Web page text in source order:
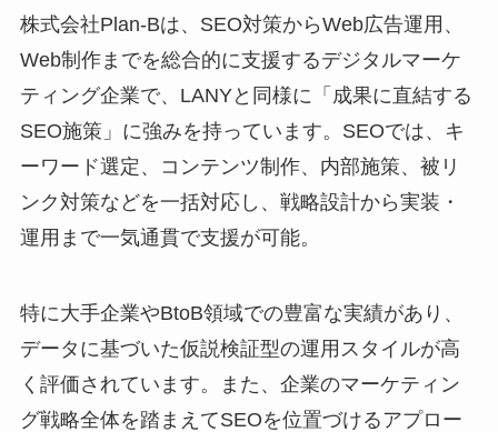
株式会社Plan-Bは、SEO対策からWeb広告運用、
Web制作までを総合的に支援するデジタルマーケ
ティング企業で、LANYと同様に「成果に直結する
SEO施策」に強みを持っています。SEOでは、キ
ーワード選定、コンテンツ制作、内部施策、被リ
ンク対策などを一括対応し、戦略設計から実装・
運用まで一気通貫で支援が可能。
特に大手企業やBtoB領域での豊富な実績があり、
データに基づいた仮説検証型の運用スタイルが高
く評価されています。また、企業のマーケティン
グ戦略全体を踏まえてSEOを位置づけるアプロー